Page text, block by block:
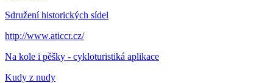
Sdružení historických sídel
http://www.aticcr.cz/
Na kole i pěšky - cykloturistiká aplikace
Kudy z nudy